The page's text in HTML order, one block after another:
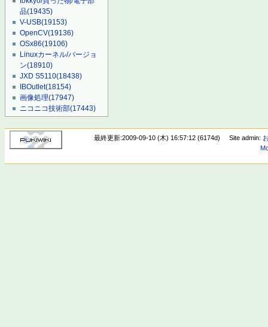
品(19435)
V-USB(19153)
OpenCV(19136)
OSx86(19106)
Linuxカーネル/バージョ
ン(18910)
JXD S5110(18438)
IBOutlet(18154)
画像処理(17947)
ニコニコ技術部(17443)
最終更新:2009-09-10 (木) 16:57:12 (6174d) Site admin: